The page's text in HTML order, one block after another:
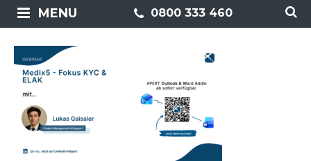
0800 333 460
MENU